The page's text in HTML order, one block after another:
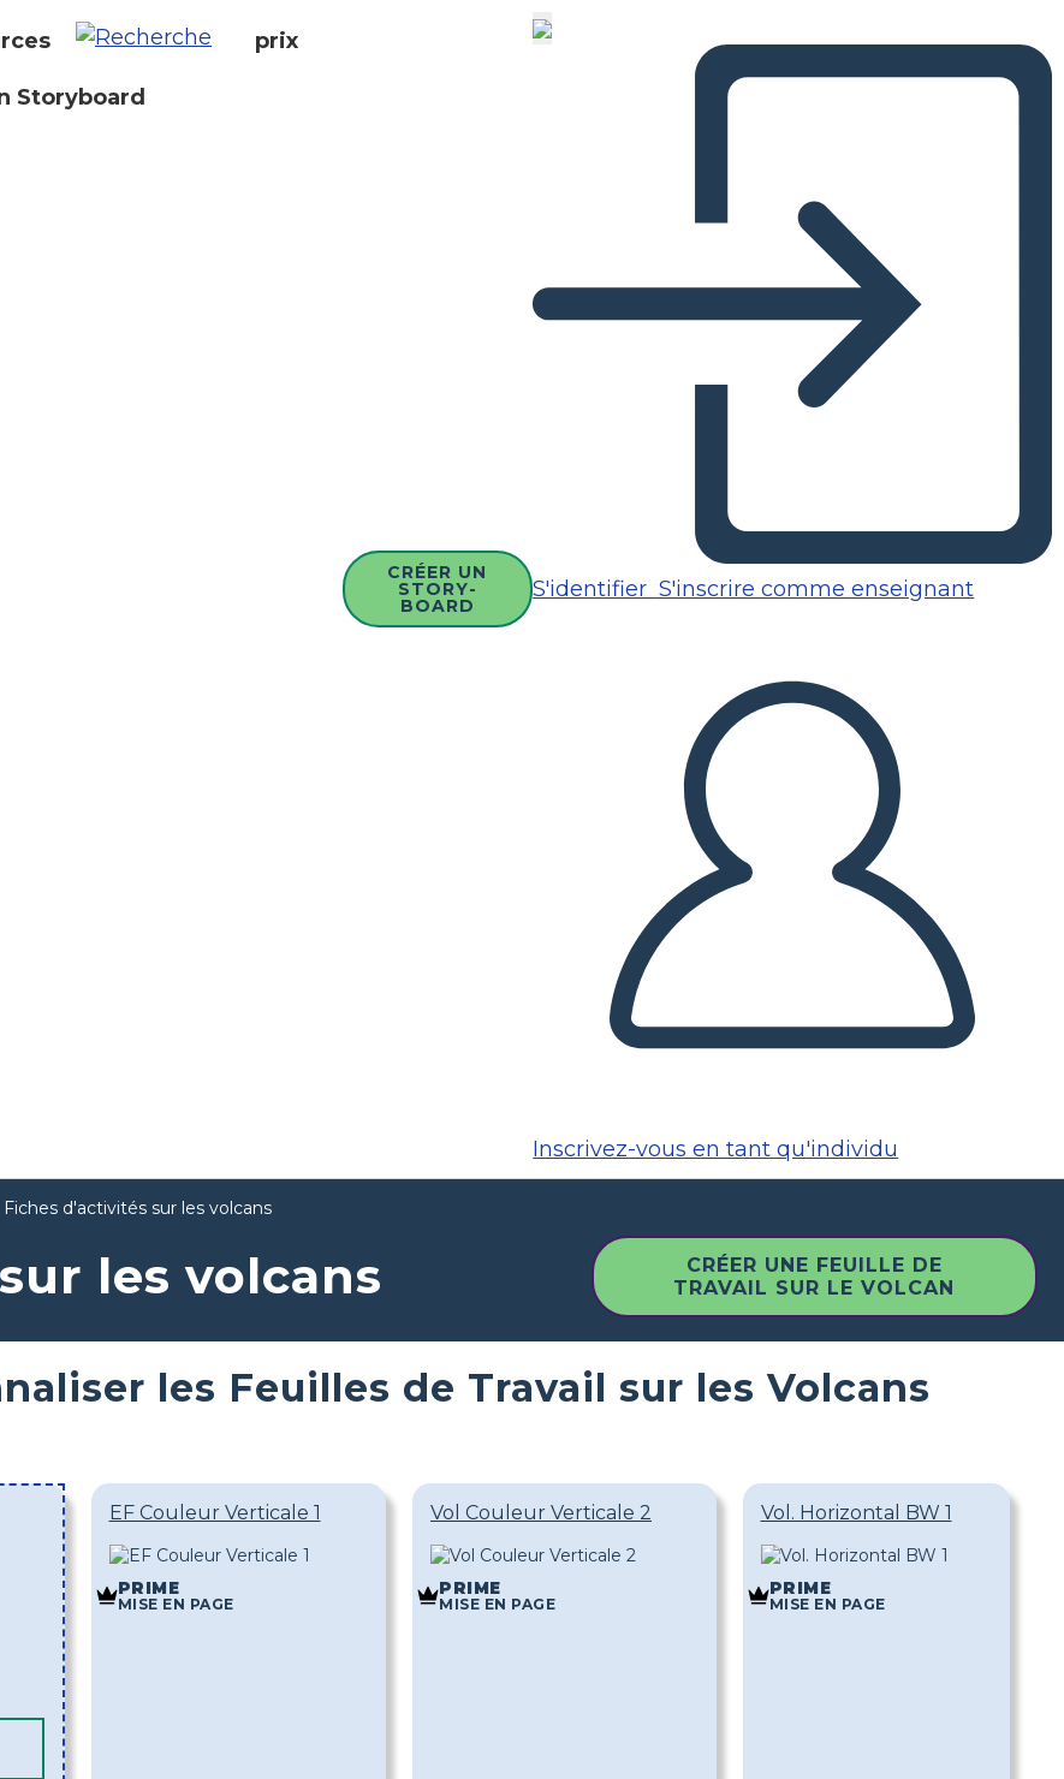
prix
Storyboard
CRÉER UN
STORY-
BOARD
S'identifier S'inscrire comme enseignant
Inscrivez-vous en tant qu'individu
Fiches d'activités sur les volcans
les volcans
CRÉER UNE FEUILLE DE
TRAVAIL SUR LE VOLCAN
les Feuilles de Travail sur les Volcans
EF Couleur Verticale 1
PRIME
MISE EN PAGE
Vol Couleur Verticale 2
PRIME
MISE EN PAGE
Vol. Horizontal BW 1
PRIME
MISE EN PAGE